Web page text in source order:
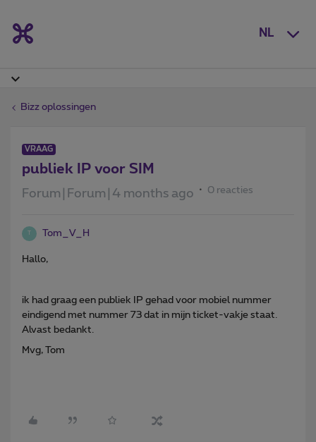
NL
Bizz oplossingen
VRAAG
publiek IP voor SIM
Forum|Forum|4 months ago 0 reacties
Tom_V_H
Hallo,
ik had graag een publiek IP gehad voor mobiel nummer
eindigend met nummer 73 dat in mijn ticket-vakje staat.
Alvast bedankt.
Mvg, Tom